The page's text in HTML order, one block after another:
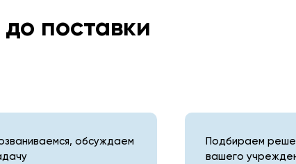
поставки
обсуждаем
Подбираем
вашего